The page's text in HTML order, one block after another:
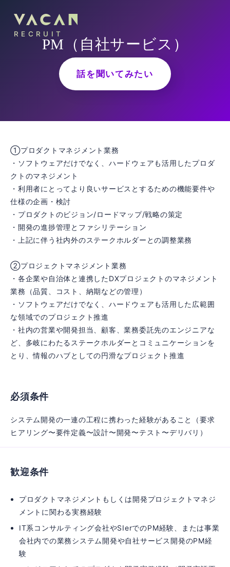
RECRUIT
PM（自社サービス）
話を聞いてみたい
①プロダクトマネジメント業務
・ソフトウェアだけでなく、ハードウェアも活用したプロダ
クトのマネジメント
・利用者にとってより良いサービスとするための機能要件や
仕様の企画・検討
・プロダクトのビジョン/ロードマップ/戦略の策定
・開発の進捗管理とファシリテーション
・上記に伴う社内外のステークホルダーとの調整業務
②プロジェクトマネジメント業務
・各企業や自治体と連携したDXプロジェクトのマネジメント
業務（品質、コスト、納期などの管理）
・ソフトウェアだけでなく、ハードウェアも活用した広範囲
な領域でのプロジェクト推進
・社内の営業や開発担当、顧客、業務委託先のエンジニアな
ど、多岐にわたるステークホルダーとコミュニケーションを
とり、情報のハブとしての円滑なプロジェクト推進
必須条件
システム開発の一連の工程に携わった経験があること（要求
ヒアリング〜要件定義〜設計〜開発〜テスト〜デリバリ）
歓迎条件
プロダクトマネジメントもしくは開発プロジェクトマネジ
メントに関わる実務経験
IT系コンサルティング会社やSIerでのPM経験、または事業
会社内での業務システム開発や自社サービス開発のPM経
験